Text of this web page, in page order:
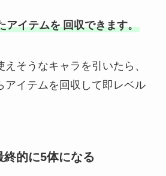
アイテムを 回収できます。
そうなキャラを引いたら、
アイテムを回収して即レベル
的に5体になる